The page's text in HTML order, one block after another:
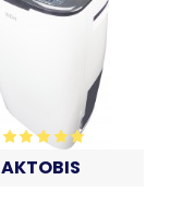
AKTOBIS